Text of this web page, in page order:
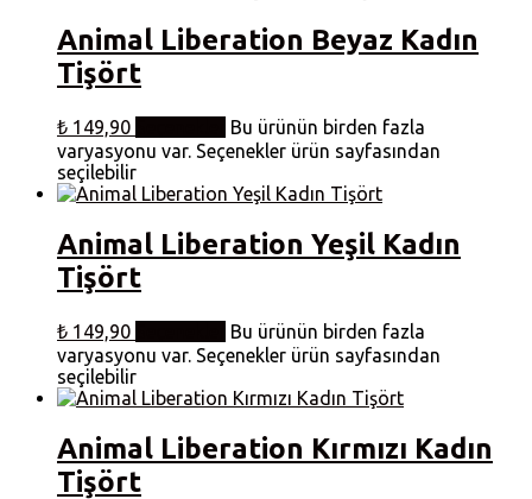
Animal Liberation Beyaz Kadın
Tişört
₺ 149,90
Bu ürünün birden fazla
varyasyonu var. Seçenekler ürün sayfasından
seçilebilir
Animal Liberation Yeşil Kadın
Tişört
₺ 149,90
Bu ürünün birden fazla
varyasyonu var. Seçenekler ürün sayfasından
seçilebilir
Animal Liberation Kırmızı Kadın
Tişört